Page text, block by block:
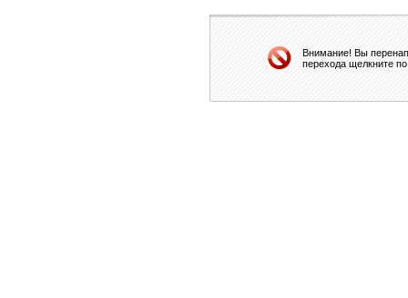
Внимание! Вы
перехода щелкните